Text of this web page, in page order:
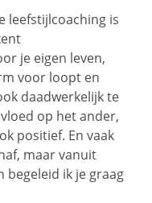
leefstijlcoaching is
je eigen leven,
voor loopt en
daadwerkelijk te
op het ander,
positief. En vaak
maar vanuit
begeleid ik je graag